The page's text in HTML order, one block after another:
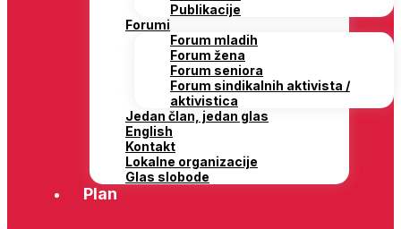
Publikacije
Forumi
Forum mladih
Forum žena
Forum seniora
Forum sindikalnih aktivista /
aktivistica
Jedan član, jedan glas
English
Kontakt
Lokalne organizacije
Glas slobode
Plan